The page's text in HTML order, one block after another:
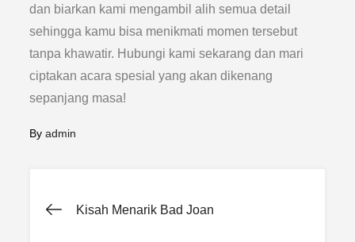
dan biarkan kami mengambil alih semua detail
sehingga kamu bisa menikmati momen tersebut
tanpa khawatir. Hubungi kami sekarang dan mari
ciptakan acara spesial yang akan dikenang
sepanjang masa!
Byadmin
Post
Kisah Menarik Bad Joan